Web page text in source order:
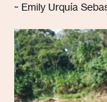
~ Emily Urquía